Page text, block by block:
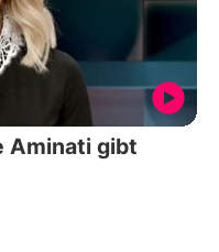
Aminati gibt